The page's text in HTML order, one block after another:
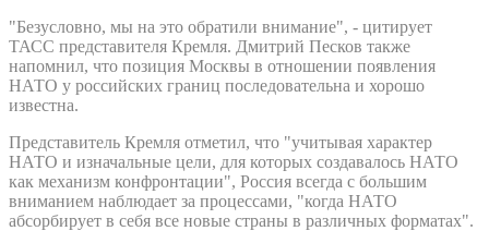
"Безусловно, мы на это обратили внимание", - цитирует
ТАСС представителя Кремля. Дмитрий Песков также
напомнил, что позиция Москвы в отношении появления
НАТО у российских границ последовательна и хорошо
известна.
Представитель Кремля отметил, что "учитывая характер
НАТО и изначальные цели, для которых создавалось НАТО
как механизм конфронтации", Россия всегда с большим
вниманием наблюдает за процессами, "когда НАТО
абсорбирует в себя все новые страны в различных форматах".